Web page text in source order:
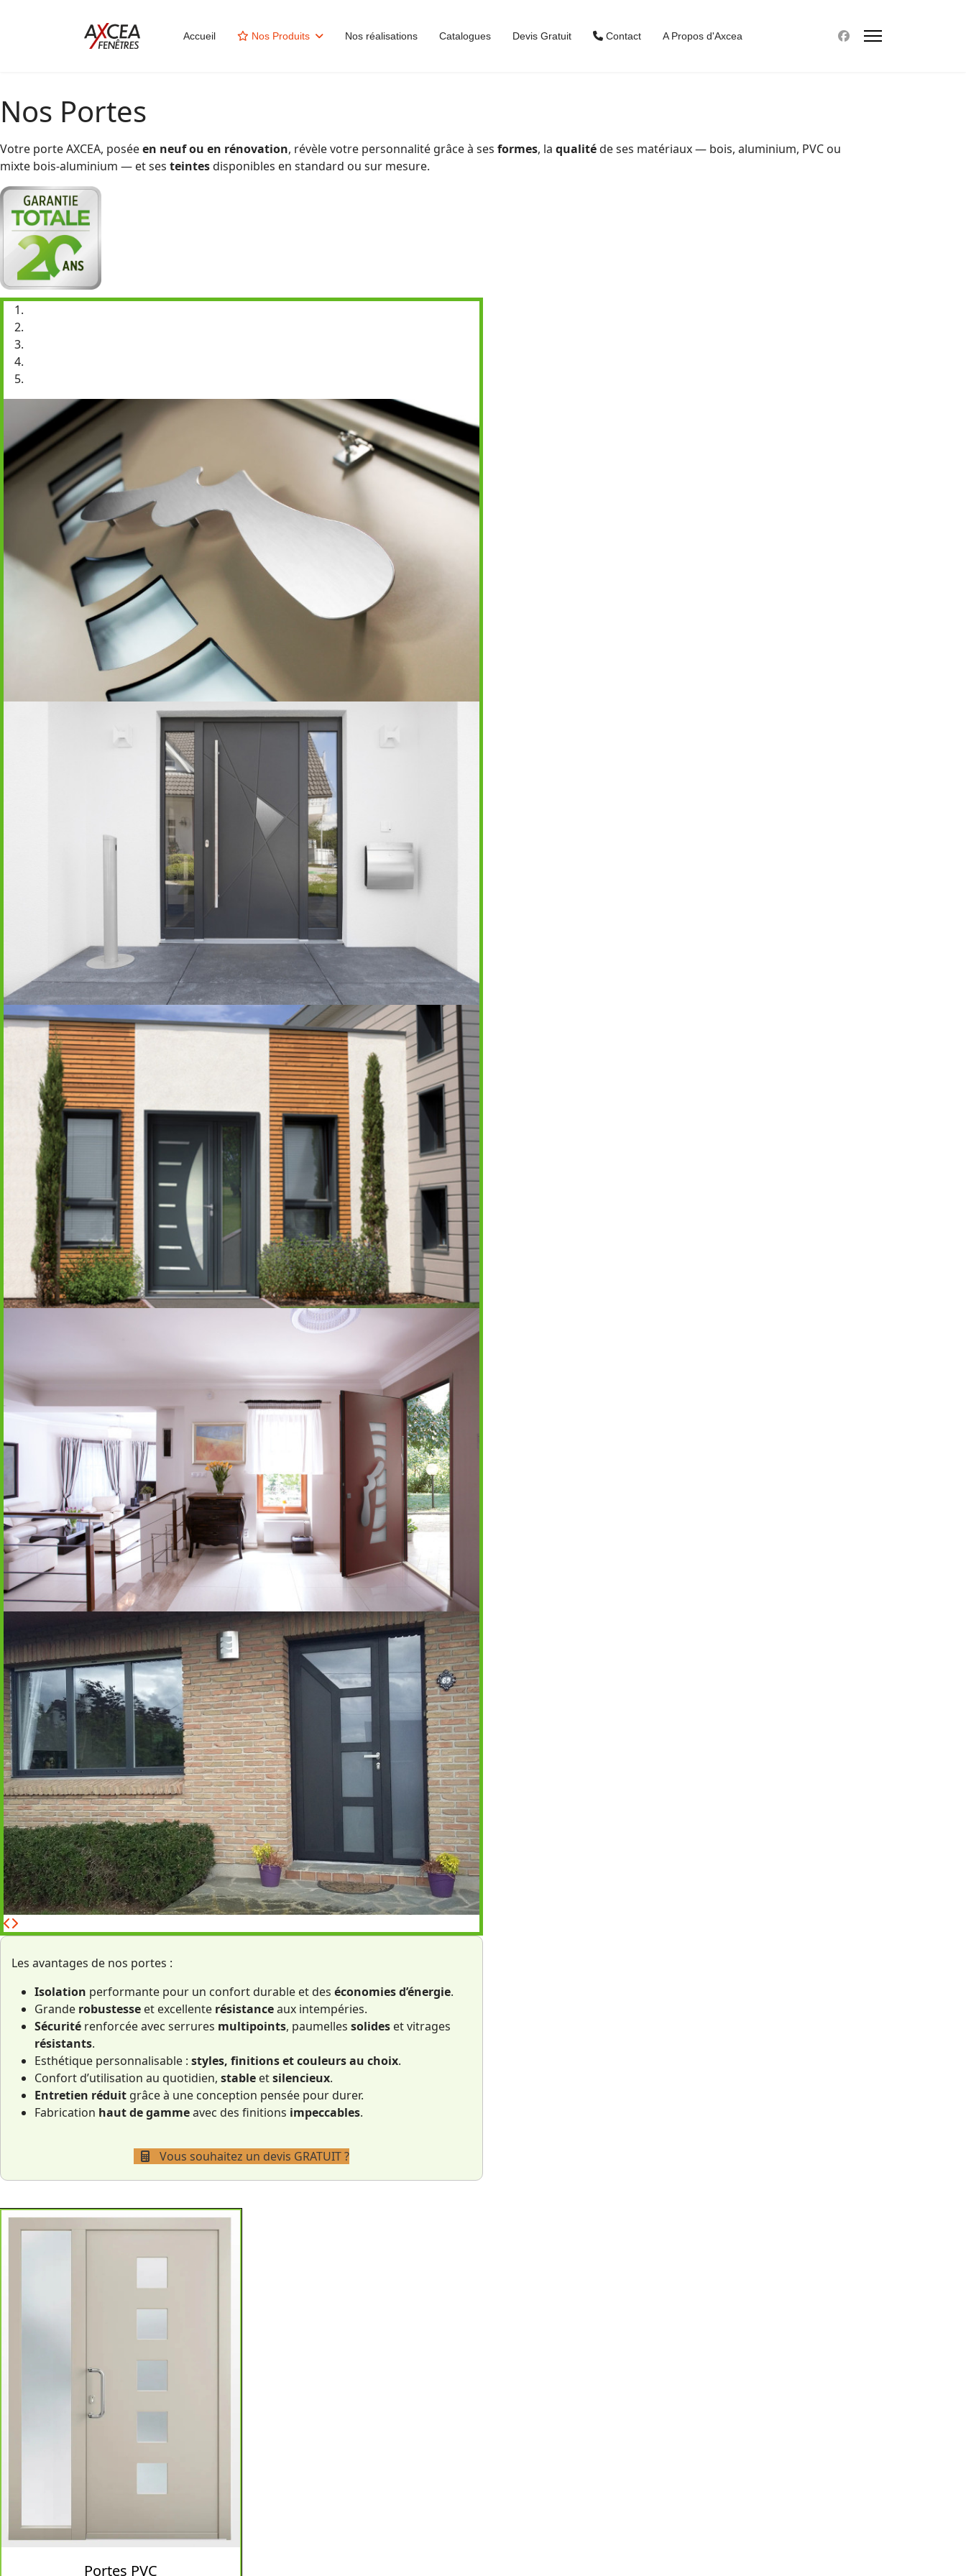
Accueil Nos Produits Nos réalisations Catalogues Devis Gratuit Contact A Propos d'Axcea
Nos Portes
Votre porte AXCEA, poséeen neuf ou en rénovation, révèle votre personnalité grâce à ses formes, la qualitéde ses matériaux — bois, aluminium, PVC ou
mixte bois-aluminium — et ses teintesdisponibles en standard ou sur mesure.
Les avantages de nos portes :
Isolation performante pour un confort durable et des économies d’énergie.
Grande robustesse et excellente résistanceaux intempéries.
Sécurité renforcée avec serrures multipoints, paumelles solides et vitrages
résistants.
Esthétique personnalisable : styles, finitions et couleurs au choix.
Confort d’utilisation au quotidien, stable etsilencieux.
Entretien réduit grâce à une conception pensée pour durer.
Fabrication haut de gammeavec des finitions impeccables.
Vous souhaitez un devis GRATUIT ?
Portes PVC